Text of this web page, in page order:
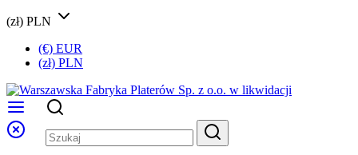
(zł) PLN
(€) EUR
(zł) PLN